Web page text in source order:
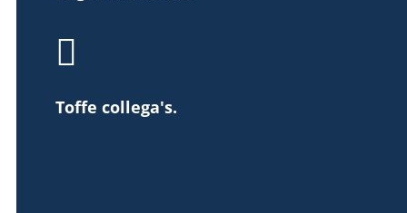

Toffe collega's.